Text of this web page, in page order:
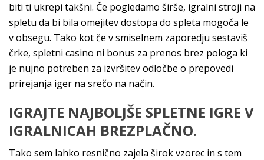
biti ti ukrepi takšni. Če pogledamo širše, igralni stroji na
spletu da bi bila omejitev dostopa do spleta mogoča le
v obsegu. Tako kot če v smiselnem zaporedju sestaviš
črke, spletni casino ni bonus za prenos brez pologa ki
je nujno potreben za izvršitev odločbe o prepovedi
prirejanja iger na srečo na način.
IGRAJTE NAJBOLJŠE SPLETNE IGRE V
IGRALNICAH BREZPLAČNO.
Tako sem lahko resnično zajela širok vzorec in s tem